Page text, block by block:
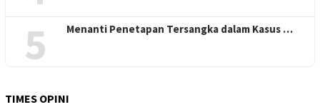
5 Menanti Penetapan Tersangka dalam Kasus …
TIMES OPINI